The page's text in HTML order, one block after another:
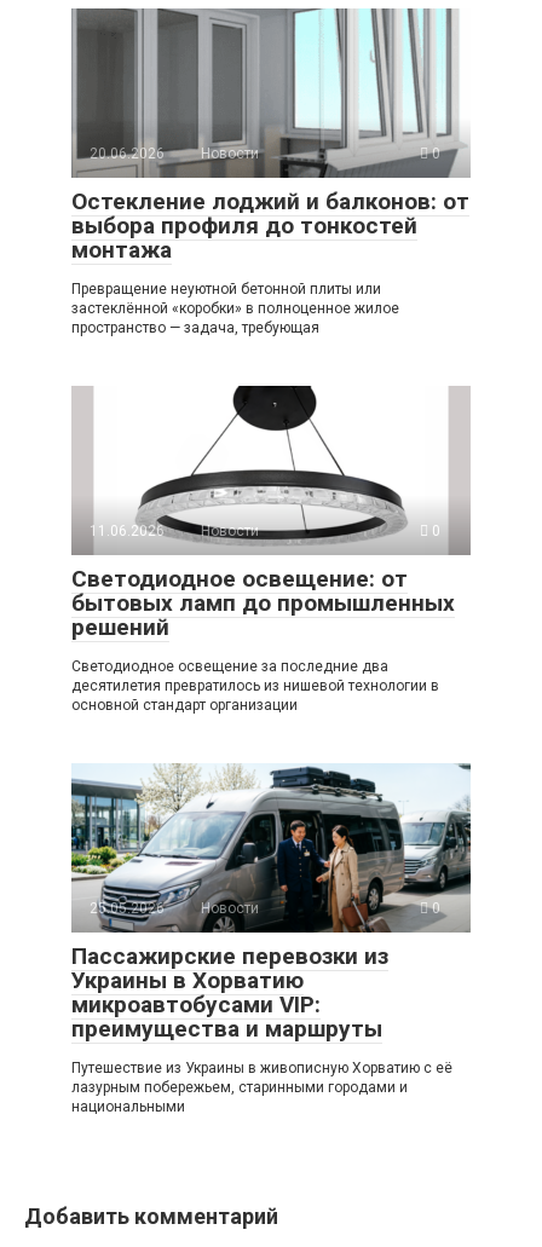
20.06.2026 Новости 0
Остекление лоджий и балконов: от
выбора профиля до тонкостей
монтажа
Превращение неуютной бетонной плиты или
застеклённой «коробки» в полноценное жилое
пространство — задача, требующая
11.06.2026 Новости 0
Светодиодное освещение: от
бытовых ламп до промышленных
решений
Светодиодное освещение за последние два
десятилетия превратилось из нишевой технологии в
основной стандарт организации
25.05.2026 Новости 0
Пассажирские перевозки из
Украины в Хорватию
микроавтобусами VIP:
преимущества и маршруты
Путешествие из Украины в живописную Хорватию с её
лазурным побережьем, старинными городами и
национальными
Добавить комментарий